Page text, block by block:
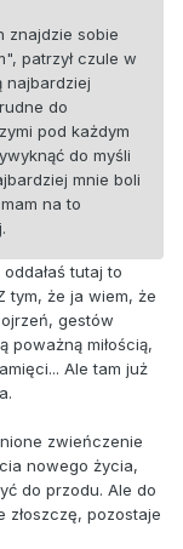
znajdzie sobie
patrzył czule w
najbardziej
do
pod każdym
do myśli
mnie boli
na to
tutaj to
tym, że ja wiem, że
gestów
poważną miłością,
Ale tam już
zwieńczenie
nowego życia,
do przodu. Ale do
złoszczę, pozostaje